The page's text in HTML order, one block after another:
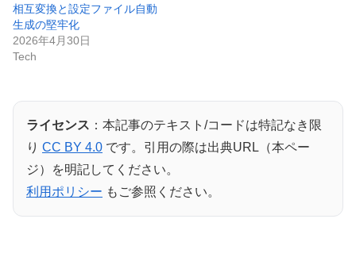
相互変換と設定ファイル自動
生成の堅牢化
2026年4月30日
Tech
ライセンス ：本記事のテキスト/コードは特記なき限
り CC BY 4.0 です。引用の際は出典URL（本ペー
ジ）を明記してください。
利用ポリシー もご参照ください。